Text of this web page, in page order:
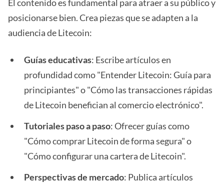
El contenido es fundamental para atraer a su público y
posicionarse bien. Crea piezas que se adapten a la
audiencia de Litecoin:
Guías educativas: Escribe artículos en
profundidad como "Entender Litecoin: Guía para
principiantes" o "Cómo las transacciones rápidas
de Litecoin benefician al comercio electrónico".
Tutoriales paso a paso: Ofrecer guías como
"Cómo comprar Litecoin de forma segura" o
"Cómo configurar una cartera de Litecoin".
Perspectivas de mercado: Publica artículos